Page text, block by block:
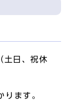
土日、祝休
ります。